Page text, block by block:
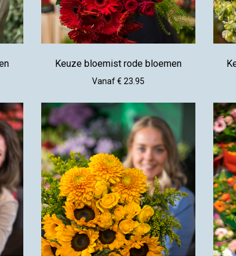
Keuze bloemist rode bloemen
Vanaf € 23.95